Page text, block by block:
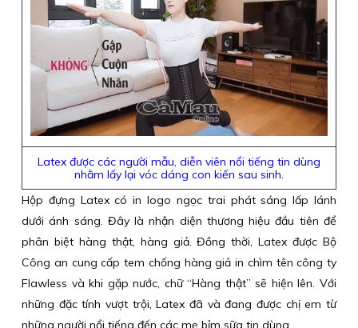
Latex được các người mẫu, diễn viên nổi tiếng tin dùng
nhằm lấy lại vóc dáng con kiến sau sinh.
Hộp đựng Latex có in logo ngọc trai phát sáng lấp lánh
dưới ánh sáng. Đây là nhận diện thương hiệu đầu tiên để
phân biệt hàng thật, hàng giả. Đồng thời, Latex được Bộ
Công an cung cấp tem chống hàng giả in chìm tên công ty
Flawless và khi gặp nước, chữ “Hàng thật” sẽ hiện lên. Với
những đặc tính vượt trội, Latex đã và đang được chị em từ
những người nổi tiếng đến các mẹ bỉm sữa tin dùng.